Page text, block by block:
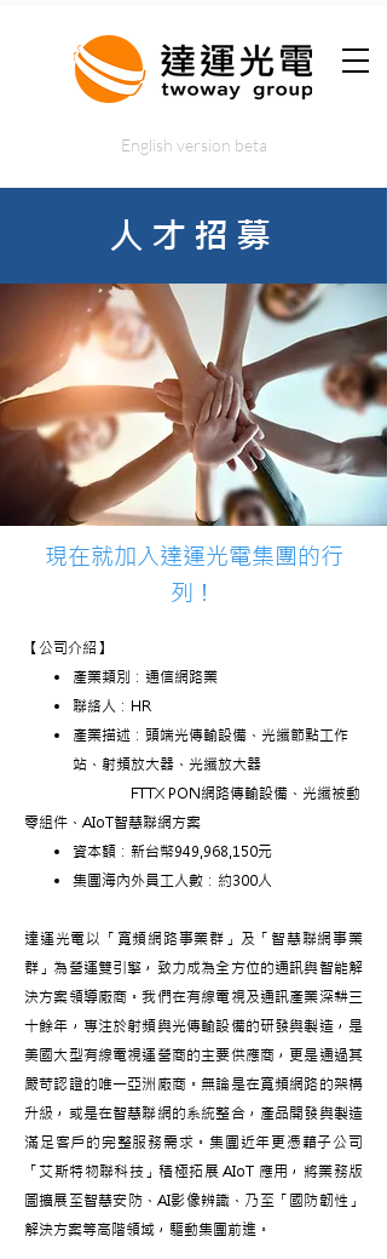
English version beta
人才招募
​現在就加入達運光電集團的行
列！
【公司介紹】
產業類別：通信網路業
聯絡人：HR
產業描述：頭端光傳輸設備、光纖節點工作
站、射頻放大器、光纖放大器
FTTX PON網路傳輸設備、光纖被動
零組件、AIoT智慧聯網方案
資本額：新台幣949,968,150元
集團海內外員工人數：約300人
達運光電以「寬頻網路事業群」及「智慧聯網事業
群」為營運雙引擎，致力成為全方位的通訊與智能解
決方案領導廠商。我們在有線電視及通訊產業深耕三
十餘年，專注於射頻與光傳輸設備的研發與製造，是
美國大型有線電視運營商的主要供應商，更是通過其
嚴苛認證的唯一亞洲廠商。無論是在寬頻網路的架構
升級，或是在智慧聯網的系統整合，產品開發與製造
滿足客戶的完整服務需求。集團近年更憑藉子公司
「艾斯特物聯科技」積極拓展 AIoT 應用，將業務版
圖擴展至智慧安防、AI影像辨識、乃至「國防韌性」
解決方案等高階領域，驅動集團前進。